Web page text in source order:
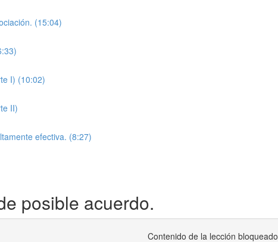
(15:04)
I) (10:02)
II)
efectiva. (8:27)
posible acuerdo.
Contenido de la lección bloqueado